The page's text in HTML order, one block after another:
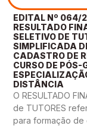
EDITAL Nº 064/
RESULTADO
SELETIVO DE
SIMPLIFICADA
CADASTRO DE
CURSO DE PÓS-
DISTÂNCIA
O RESULTADO
de TUTORES
para formação